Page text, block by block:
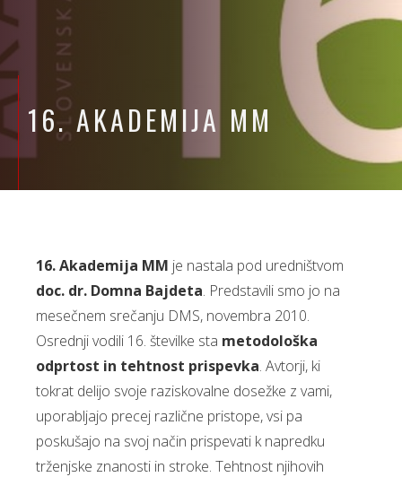
16. AKADEMIJA MM
16. Akademija MM je nastala pod uredništvom
doc. dr. Domna Bajdeta. Predstavili smo jo na
mesečnem srečanju DMS, novembra 2010.
Osrednji vodili 16. številke sta metodološka
odprtost in tehtnost prispevka. Avtorji, ki
tokrat delijo svoje raziskovalne dosežke z vami,
uporabljajo precej različne pristope, vsi pa
poskušajo na svoj način prispevati k napredku
trženjske znanosti in stroke. Tehtnost njihovih